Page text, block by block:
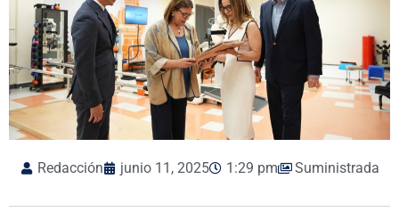
Redacción junio 11, 2025 1:29 pm Suministrada